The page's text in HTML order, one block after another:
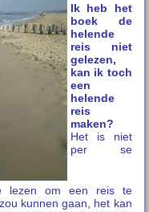
Ik heb het
boek de
helende
reis niet
gelezen,
kan ik toch
een
helende
reis
maken?
Het is niet
per se
lezen om een reis te
kunnen gaan, het kan